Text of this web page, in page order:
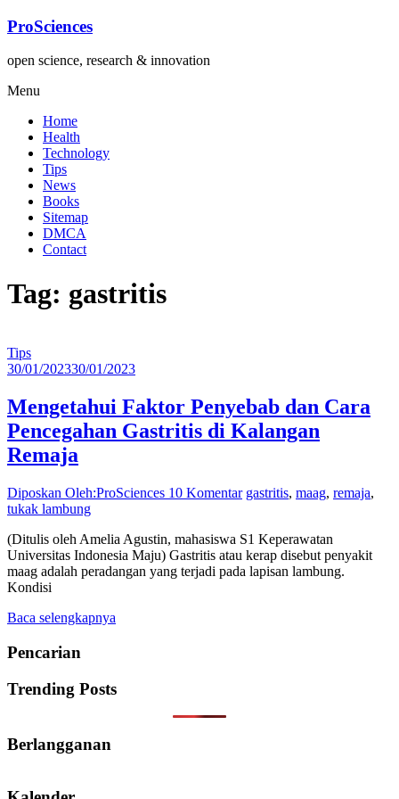
Lompat
konten
ProSciences
open science, research & innovation
Menu
Home
Health
Technology
Tips
News
Books
Sitemap
DMCA
Contact
Tag: gastritis
Tips
30/01/202330/01/2023
Mengetahui Faktor Penyebab dan Cara
Pencegahan Gastritis di Kalangan
Remaja
Diposkan Oleh:ProSciences 10 Komentar gastritis, maag, remaja,
tukak lambung
(Ditulis oleh Amelia Agustin, mahasiswa S1 Keperawatan
Universitas Indonesia Maju) Gastritis atau kerap disebut penyakit
maag adalah peradangan yang terjadi pada lapisan lambung.
Kondisi
Baca selengkapnya
Pencarian
Trending Posts
Berlangganan